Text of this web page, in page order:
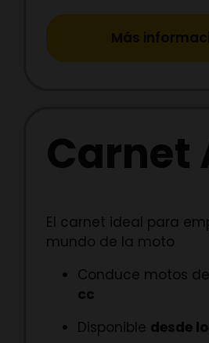
Más
Carnet
El carnet ideal para
mundo de la moto
Conduce motos de
cc
Disponible desde